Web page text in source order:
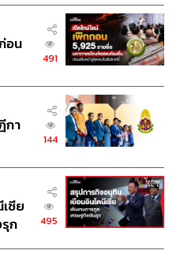
อน
491
กา
144
ซีย
ก
495